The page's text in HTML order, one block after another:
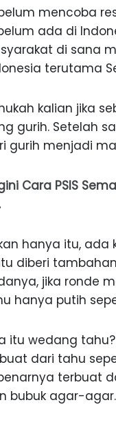
mencoba
ada di
di sana
terutama
kalian jika
gurih. Setelah
gurih menjadi
Cara PSIS
hanya itu,
diberi
jika ronde
hanya putih
itu wedang
dari tahu
terbuat
bubuk agar-agar.
JAGA